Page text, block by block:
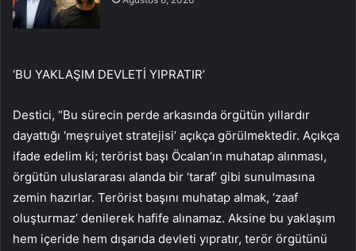
‘BU YAKLAŞIM DEVLETİ YIPRATIR’
Destici, “Bu sürecin perde arkasında örgütün yıllardır
dayattığı ‘meşruiyet stratejisi’ açıkça görülmektedir. Açıkça
ifade edelim ki; terörist başı Öcalan’ın muhatap alınması,
örgütün uluslararası alanda bir ‘taraf’ gibi sunulmasına
zemin hazırlar. Terörist başını muhatap almak, ‘zaaf
oluşturmaz’ denilerek hafife alınamaz. Aksine bu yaklaşım
hem içeride hem dışarıda devleti yıpratır, terör örgütünü